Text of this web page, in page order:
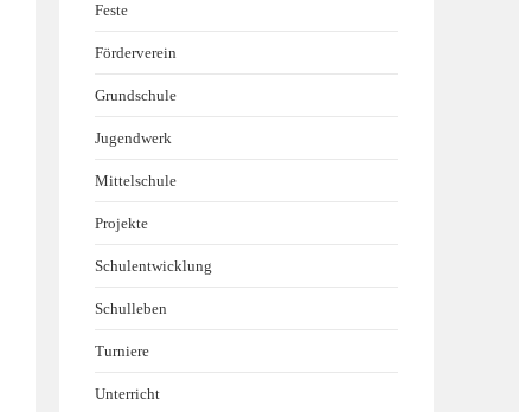
Feste
Förderverein
Grundschule
Jugendwerk
Mittelschule
Projekte
Schulentwicklung
Schulleben
Turniere
Unterricht